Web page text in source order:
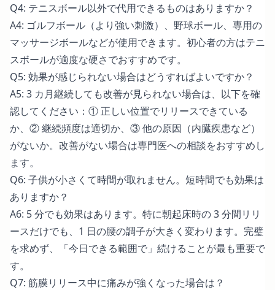
Q4: テニスボール以外で代用できるものはありますか？
A4: ゴルフボール（より強い刺激）、野球ボール、専用の
マッサージボールなどが使用できます。初心者の方はテニ
スボールが適度な硬さでおすすめです。
Q5: 効果が感じられない場合はどうすればよいですか？
A5: 3 カ月継続しても改善が見られない場合は、以下を確
認してください：① 正しい位置でリリースできている
か、② 継続頻度は適切か、③ 他の原因（内臓疾患など）
がないか。改善がない場合は専門医への相談をおすすめし
ます。
Q6: 子供が小さくて時間が取れません。短時間でも効果は
ありますか？
A6: 5 分でも効果はあります。特に朝起床時の 3 分間リリ
ースだけでも、1 日の腰の調子が大きく変わります。完璧
を求めず、「今日できる範囲で」続けることが最も重要で
す。
Q7: 筋膜リリース中に痛みが強くなった場合は？